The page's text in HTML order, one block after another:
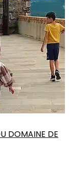
DOMAINE DE